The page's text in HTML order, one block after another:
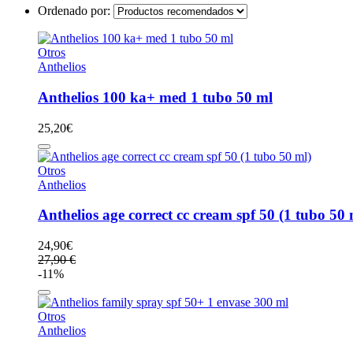
Ordenado por:
Otros
Anthelios
Anthelios 100 ka+ med 1 tubo 50 ml
25,20€
Otros
Anthelios
Anthelios age correct cc cream spf 50 (1 tubo 50
24,90€
27,90 €
-11%
Otros
Anthelios